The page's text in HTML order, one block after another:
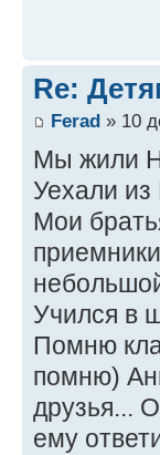
Re:
Ferad » 10
Мы жили
Уехали
Мои
Учился в
Помню
помню)
друзья...
ему